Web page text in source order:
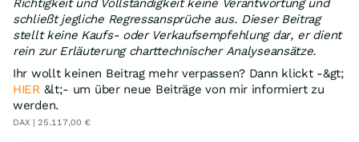
Richtigkeit und Vollständigkeit keine Verantwortung und
schließt jegliche Regressansprüche aus. Dieser Beitrag
stellt keine Kaufs- oder Verkaufsempfehlung dar, er dient
rein zur Erläuterung charttechnischer Analyseansätze.
Ihr wollt keinen Beitrag mehr verpassen? Dann klickt -&gt;
HIER &lt;- um über neue Beiträge von mir informiert zu
werden.
DAX | 25.117,00 €